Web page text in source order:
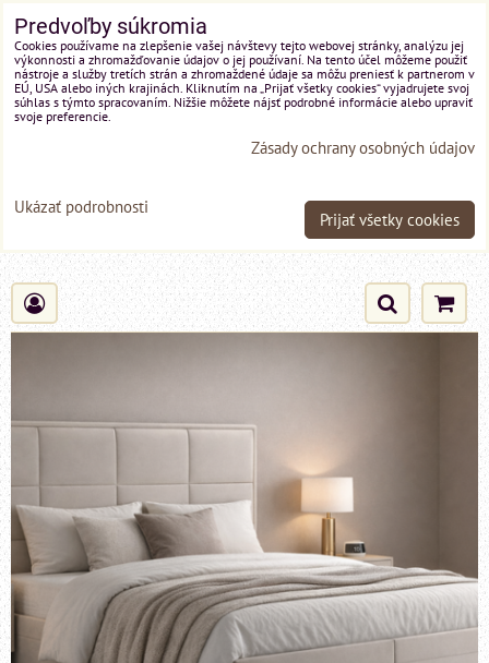
Predvoľby súkromia
Cookies používame na zlepšenie vašej návštevy tejto webovej stránky, analýzu jej
výkonnosti a zhromažďovanie údajov o jej používaní. Na tento účel môžeme použiť
nástroje a služby tretích strán a zhromaždené údaje sa môžu preniesť k partnerom v
EÚ, USA alebo iných krajinách. Kliknutím na „Prijať všetky cookies“ vyjadrujete svoj
súhlas s týmto spracovaním. Nižšie môžete nájsť podrobné informácie alebo upraviť
svoje preferencie.
Zásady ochrany osobných údajov
Ukázať podrobnosti
Prijať všetky cookies